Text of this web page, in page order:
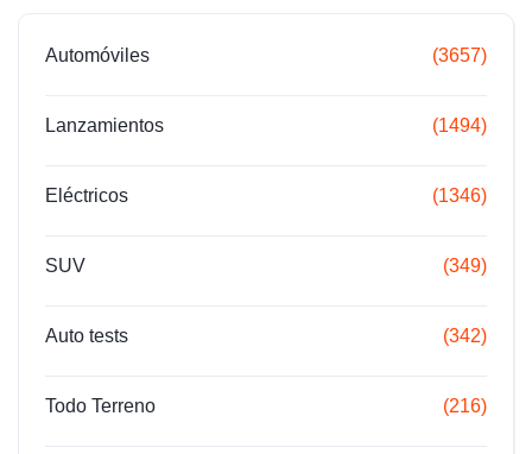
Automóviles (3657)
Lanzamientos (1494)
Eléctricos (1346)
SUV (349)
Auto tests (342)
Todo Terreno (216)